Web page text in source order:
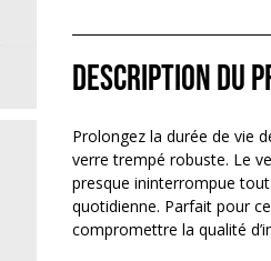
Description du
Prolongez la durée de vie
verre trempé robuste. Le
presque ininterrompue
quotidienne. Parfait pour
compromettre la qualité